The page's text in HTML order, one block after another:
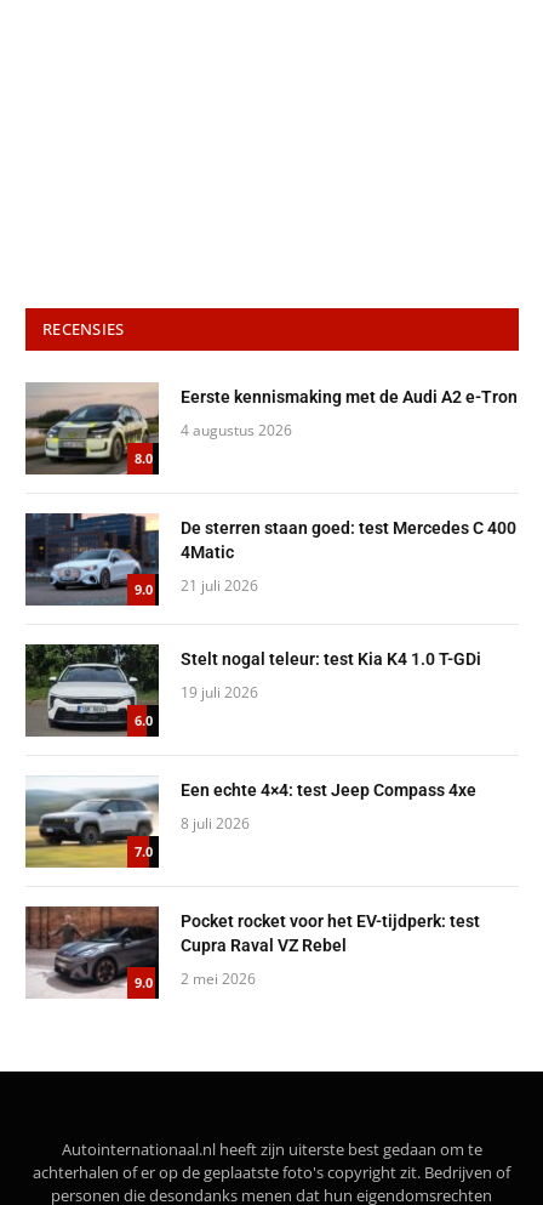
RECENSIES
8.0
Eerste kennismaking met de Audi A2 e-Tron
4 augustus 2026
9.0
De sterren staan goed: test Mercedes C 400
4Matic
21 juli 2026
6.0
Stelt nogal teleur: test Kia K4 1.0 T-GDi
19 juli 2026
7.0
Een echte 4×4: test Jeep Compass 4xe
8 juli 2026
9.0
Pocket rocket voor het EV-tijdperk: test
Cupra Raval VZ Rebel
2 mei 2026
Autointernationaal.nl heeft zijn uiterste best gedaan om te
achterhalen of er op de geplaatste foto's copyright zit. Bedrijven of
personen die desondanks menen dat hun eigendomsrechten